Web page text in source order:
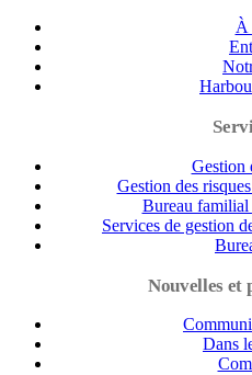
À
Gestion
Gestion des
Bureau familial
Services de gestion
Nouvelles et
Dans